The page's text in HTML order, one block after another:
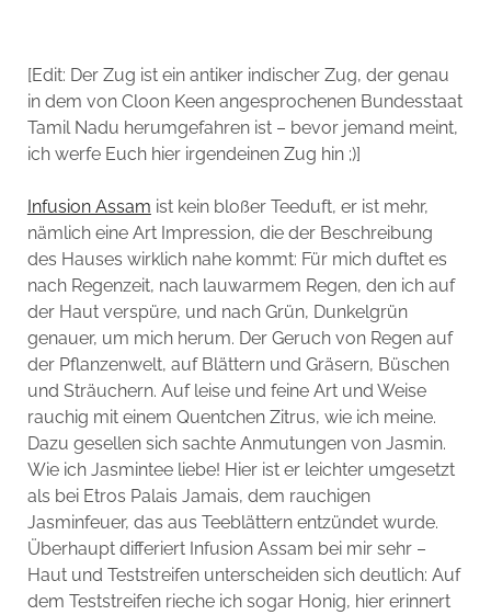
[Edit: Der Zug ist ein antiker indischer Zug, der genau
in dem von Cloon Keen angesprochenen Bundesstaat
Tamil Nadu herumgefahren ist – bevor jemand meint,
ich werfe Euch hier irgendeinen Zug hin ;)]
Infusion Assam ist kein bloßer Teeduft, er ist mehr,
nämlich eine Art Impression, die der Beschreibung
des Hauses wirklich nahe kommt: Für mich duftet es
nach Regenzeit, nach lauwarmem Regen, den ich auf
der Haut verspüre, und nach Grün, Dunkelgrün
genauer, um mich herum. Der Geruch von Regen auf
der Pflanzenwelt, auf Blättern und Gräsern, Büschen
und Sträuchern. Auf leise und feine Art und Weise
rauchig mit einem Quentchen Zitrus, wie ich meine.
Dazu gesellen sich sachte Anmutungen von Jasmin.
Wie ich Jasmintee liebe! Hier ist er leichter umgesetzt
als bei Etros Palais Jamais, dem rauchigen
Jasminfeuer, das aus Teeblättern entzündet wurde.
Überhaupt differiert Infusion Assam bei mir sehr –
Haut und Teststreifen unterscheiden sich deutlich: Auf
dem Teststreifen rieche ich sogar Honig, hier erinnert